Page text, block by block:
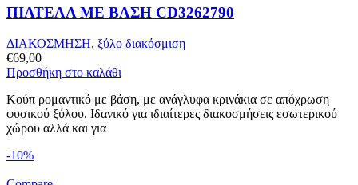
ΠΙΑΤΕΛΑ ΜΕ ΒΑΣΗ CD3262790
ΔΙΑΚΟΣΜΗΣΗ, ξύλο διακόσμιση
€69,00
Προσθήκη στο καλάθι
Κούπ ρομαντικό με βάση, με ανάγλυφα κρινάκια σε απόχρωση
φυσικού ξύλου. Ιδανικό για ιδιαίτερες διακοσμήσεις εσωτερικού
χώρου αλλά και για
-10%